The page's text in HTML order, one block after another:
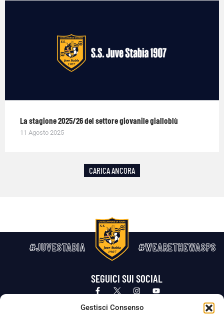
Gestisci Consenso
La stagione 2025/26 del settore giovanile gialloblù
11 Agosto 2025
CARICA ANCORA
#JUVESTABIA #WEARETHEWASPS
SEGUICI SUI SOCIAL
Privacy Policy Cookie Policy